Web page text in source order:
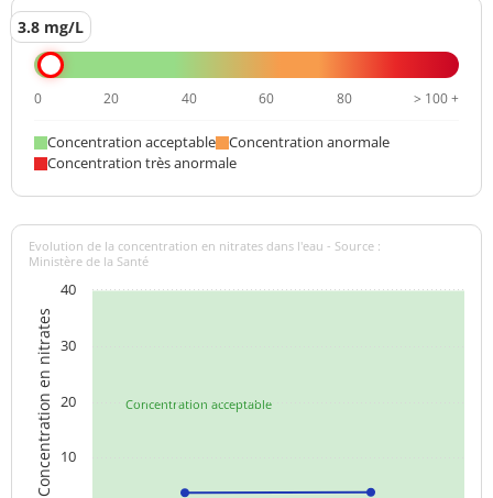
3.8 mg/L
0 20 40 60 80 > 100 +
Concentration acceptable
Concentration anormale
Concentration très anormale
Concentration acceptable
Concentration en nitrates
Evolution de la concentration en nitrates dans l'eau - Source :
Ministère de la Santé
10
20
30
40